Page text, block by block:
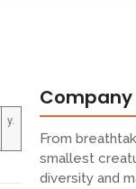
y.
Company
From
smallest
diversity and